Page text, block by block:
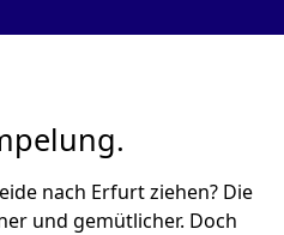
nach Erfurt ziehen? Die
und gemütlicher. Doch